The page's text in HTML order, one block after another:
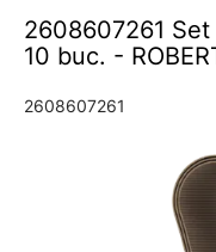
2608607261
10 buc. -
2608607261